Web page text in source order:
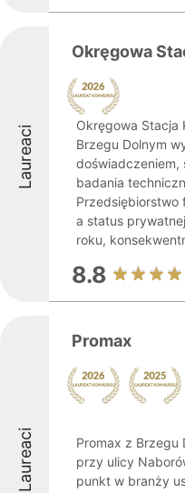
Laureaci
Okręgowa
Okręgowa Stacja
Brzegu Dolnym
doświadczeniem,
badania
Przedsiębiorstwo
a status
roku,
8.8
Laureaci
Promax
Promax z Brzegu
przy ulicy
punkt w branży